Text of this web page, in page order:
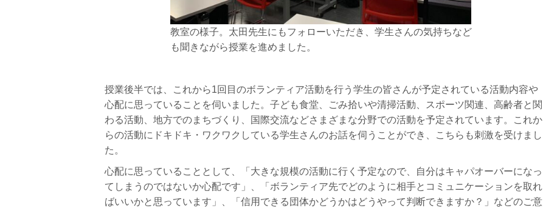
教室の様子。太田先生にもフォローいただき、学生さんの気持ちなど
も聞きながら授業を進めました。
授業後半では、これから1回目のボランティア活動を行う学生の皆さんが予定されている活動内容や
心配に思っていることを伺いました。子ども食堂、ごみ拾いや清掃活動、スポーツ関連、高齢者と関
わる活動、地方でのまちづくり、国際交流などさまざまな分野での活動を予定されています。これか
らの活動にドキドキ・ワクワクしている学生さんのお話を伺うことができ、こちらも刺激を受けまし
た。
心配に思っていることとして、「大きな規模の活動に行く予定なので、自分はキャパオーバーになっ
てしまうのではないか心配です」、「ボランティア先でどのように相手とコミュニケーションを取れ
ばいいかと思っています」、「信用できる団体かどうかはどうやって判断できますか？」などのご意